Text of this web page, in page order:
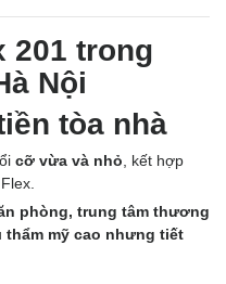
201 trong
Nội
tòa nhà
cỡ vừa và nhỏ , kết hợp
phòng, trung tâm thương
thẩm mỹ cao nhưng tiết